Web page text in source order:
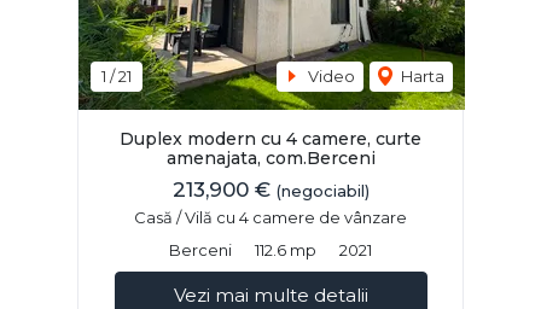
1 /21 Video Harta
Duplex modern cu 4 camere, curte
amenajata, com.Berceni
213,900 € (negociabil)
Casă / Vilă cu 4 camere de vânzare
Berceni
112.6 mp 2021
Vezi mai multe detalii